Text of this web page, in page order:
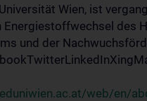
Wien, ist
Energiestoffwechsel des
und der
web/en/